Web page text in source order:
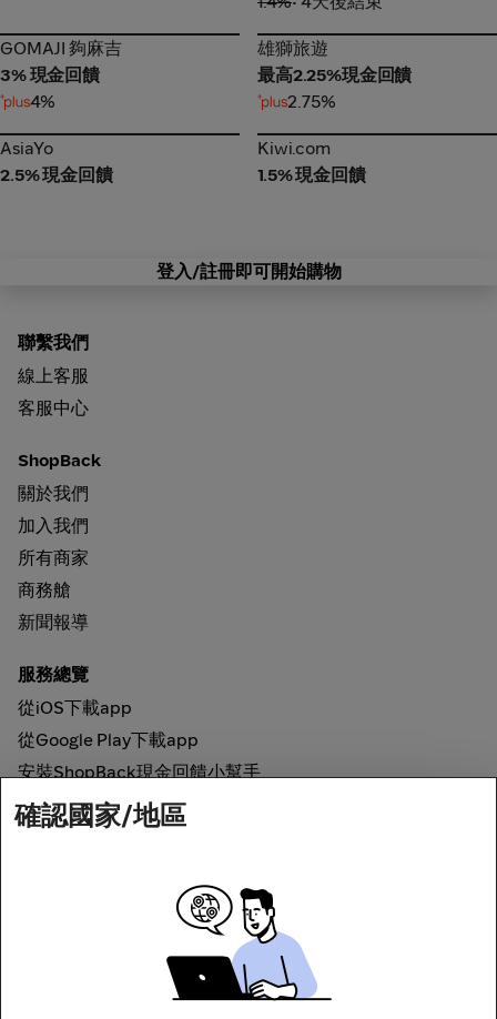
GOMAJI 夠麻吉
GOMAJI 夠麻吉
3% 現金回饋
4%
雄獅旅遊
雄獅旅遊
最高2.25%現金回饋
2.75%
AsiaYo
AsiaYo
2.5% 現金回饋
Kiwi.com
Kiwi.com
1.5% 現金回饋
登入/註冊即可開始購物
聯繫我們
線上客服
客服中心
ShopBack
關於我們
加入我們
所有商家
商務艙
新聞報導
服務總覽
從iOS下載app
從Google Play下載app
安裝ShopBack現金回饋小幫手
如何運作
確認國家/地區